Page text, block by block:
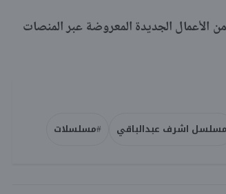
الجديدة المعروضة عبر المنصات
مسلسل اشرف عبدالباقي #مسلسلات